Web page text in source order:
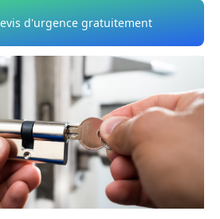
d'urgence gratuitement